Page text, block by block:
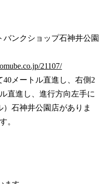
ンクショップ石神井公園
21107/
メートル直進し、右側2
直進し、進行方向左手に
石神井公園店がありま
。